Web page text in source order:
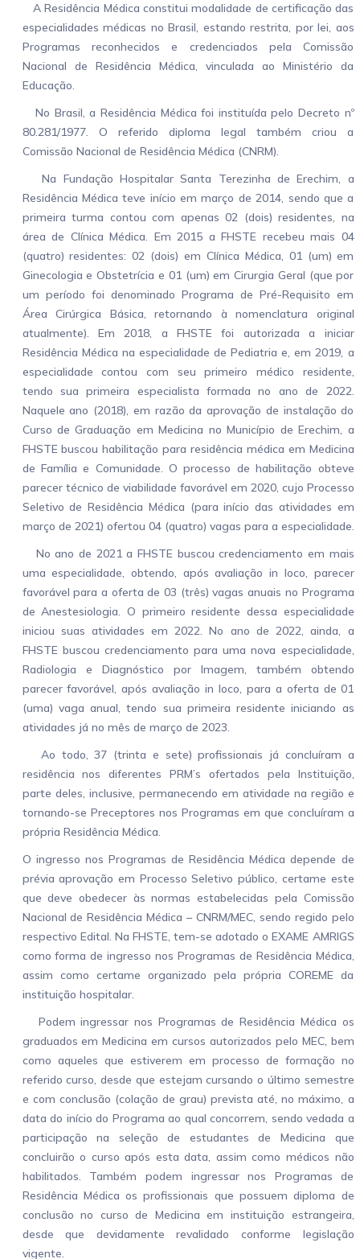
A Residência Médica constitui modalidade de certificação das
especialidades médicas no Brasil, estando restrita, por lei, aos
Programas reconhecidos e credenciados pela Comissão
Nacional de Residência Médica, vinculada ao Ministério da
Educação.
No Brasil, a Residência Médica foi instituída pelo Decreto nº
80.281/1977. O referido diploma legal também criou a
Comissão Nacional de Residência Médica (CNRM).
Na Fundação Hospitalar Santa Terezinha de Erechim, a
Residência Médica teve início em março de 2014, sendo que a
primeira turma contou com apenas 02 (dois) residentes, na
área de Clínica Médica. Em 2015 a FHSTE recebeu mais 04
(quatro) residentes: 02 (dois) em Clínica Médica, 01 (um) em
Ginecologia e Obstetrícia e 01 (um) em Cirurgia Geral (que por
um período foi denominado Programa de Pré-Requisito em
Área Cirúrgica Básica, retornando à nomenclatura original
atualmente). Em 2018, a FHSTE foi autorizada a iniciar
Residência Médica na especialidade de Pediatria e, em 2019, a
especialidade contou com seu primeiro médico residente,
tendo sua primeira especialista formada no ano de 2022.
Naquele ano (2018), em razão da aprovação de instalação do
Curso de Graduação em Medicina no Município de Erechim, a
FHSTE buscou habilitação para residência médica em Medicina
de Família e Comunidade. O processo de habilitação obteve
parecer técnico de viabilidade favorável em 2020, cujo Processo
Seletivo de Residência Médica (para início das atividades em
março de 2021) ofertou 04 (quatro) vagas para a especialidade.
No ano de 2021 a FHSTE buscou credenciamento em mais
uma especialidade, obtendo, após avaliação in loco, parecer
favorável para a oferta de 03 (três) vagas anuais no Programa
de Anestesiologia. O primeiro residente dessa especialidade
iniciou suas atividades em 2022. No ano de 2022, ainda, a
FHSTE buscou credenciamento para uma nova especialidade,
Radiologia e Diagnóstico por Imagem, também obtendo
parecer favorável, após avaliação in loco, para a oferta de 01
(uma) vaga anual, tendo sua primeira residente iniciando as
atividades já no mês de março de 2023.
Ao todo, 37 (trinta e sete) profissionais já concluíram a
residência nos diferentes PRM’s ofertados pela Instituição,
parte deles, inclusive, permanecendo em atividade na região e
tornando-se Preceptores nos Programas em que concluíram a
própria Residência Médica.
O ingresso nos Programas de Residência Médica depende de
prévia aprovação em Processo Seletivo público, certame este
que deve obedecer às normas estabelecidas pela Comissão
Nacional de Residência Médica – CNRM/MEC, sendo regido pelo
respectivo Edital. Na FHSTE, tem-se adotado o EXAME AMRIGS
como forma de ingresso nos Programas de Residência Médica,
assim como certame organizado pela própria COREME da
instituição hospitalar.
Podem ingressar nos Programas de Residência Médica os
graduados em Medicina em cursos autorizados pelo MEC, bem
como aqueles que estiverem em processo de formação no
referido curso, desde que estejam cursando o último semestre
e com conclusão (colação de grau) prevista até, no máximo, a
data do início do Programa ao qual concorrem, sendo vedada a
participação na seleção de estudantes de Medicina que
concluirão o curso após esta data, assim como médicos não
habilitados. Também podem ingressar nos Programas de
Residência Médica os profissionais que possuem diploma de
conclusão no curso de Medicina em instituição estrangeira,
desde que devidamente revalidado conforme legislação
vigente.